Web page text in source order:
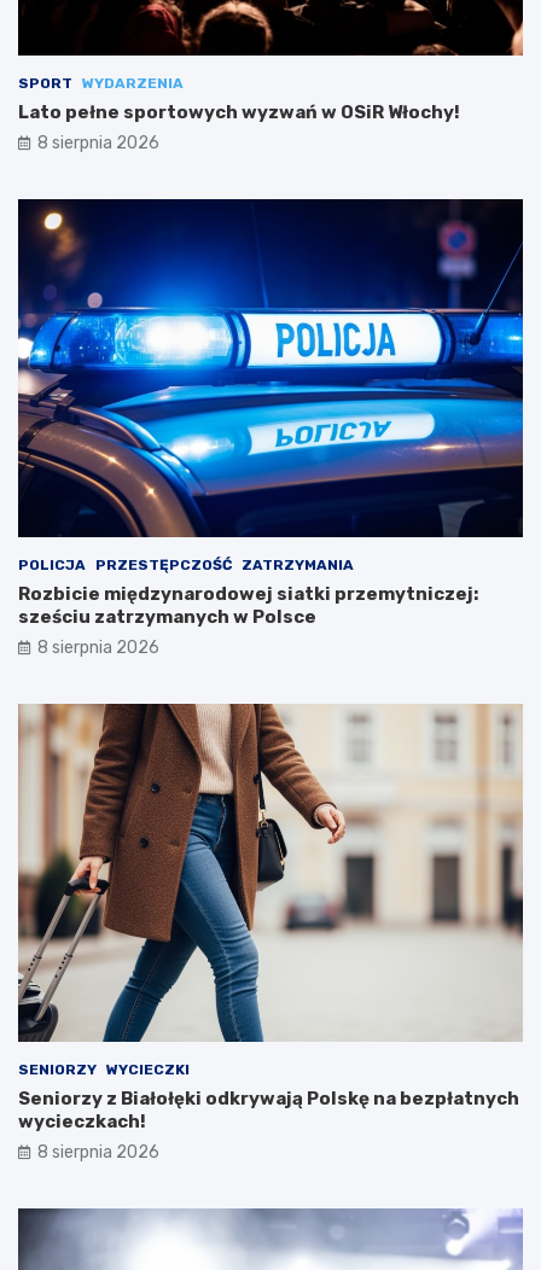
SPORT WYDARZENIA
Lato pełne sportowych wyzwań w OSiR Włochy!
8 sierpnia 2026
POLICJA PRZESTĘPCZOŚĆ ZATRZYMANIA
Rozbicie międzynarodowej siatki przemytniczej:
sześciu zatrzymanych w Polsce
8 sierpnia 2026
SENIORZY WYCIECZKI
Seniorzy z Białołęki odkrywają Polskę na bezpłatnych
wycieczkach!
8 sierpnia 2026